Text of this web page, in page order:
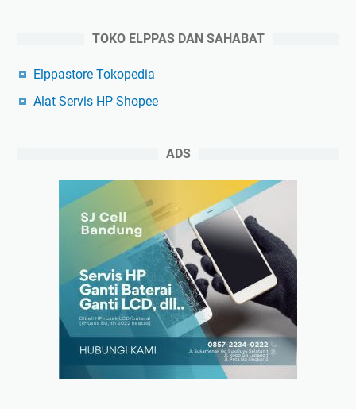
TOKO ELPPAS DAN SAHABAT
Elppastore Tokopedia
Alat Servis HP Shopee
ADS